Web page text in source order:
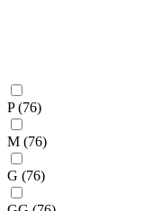
P(76)
M (76)
G (76)